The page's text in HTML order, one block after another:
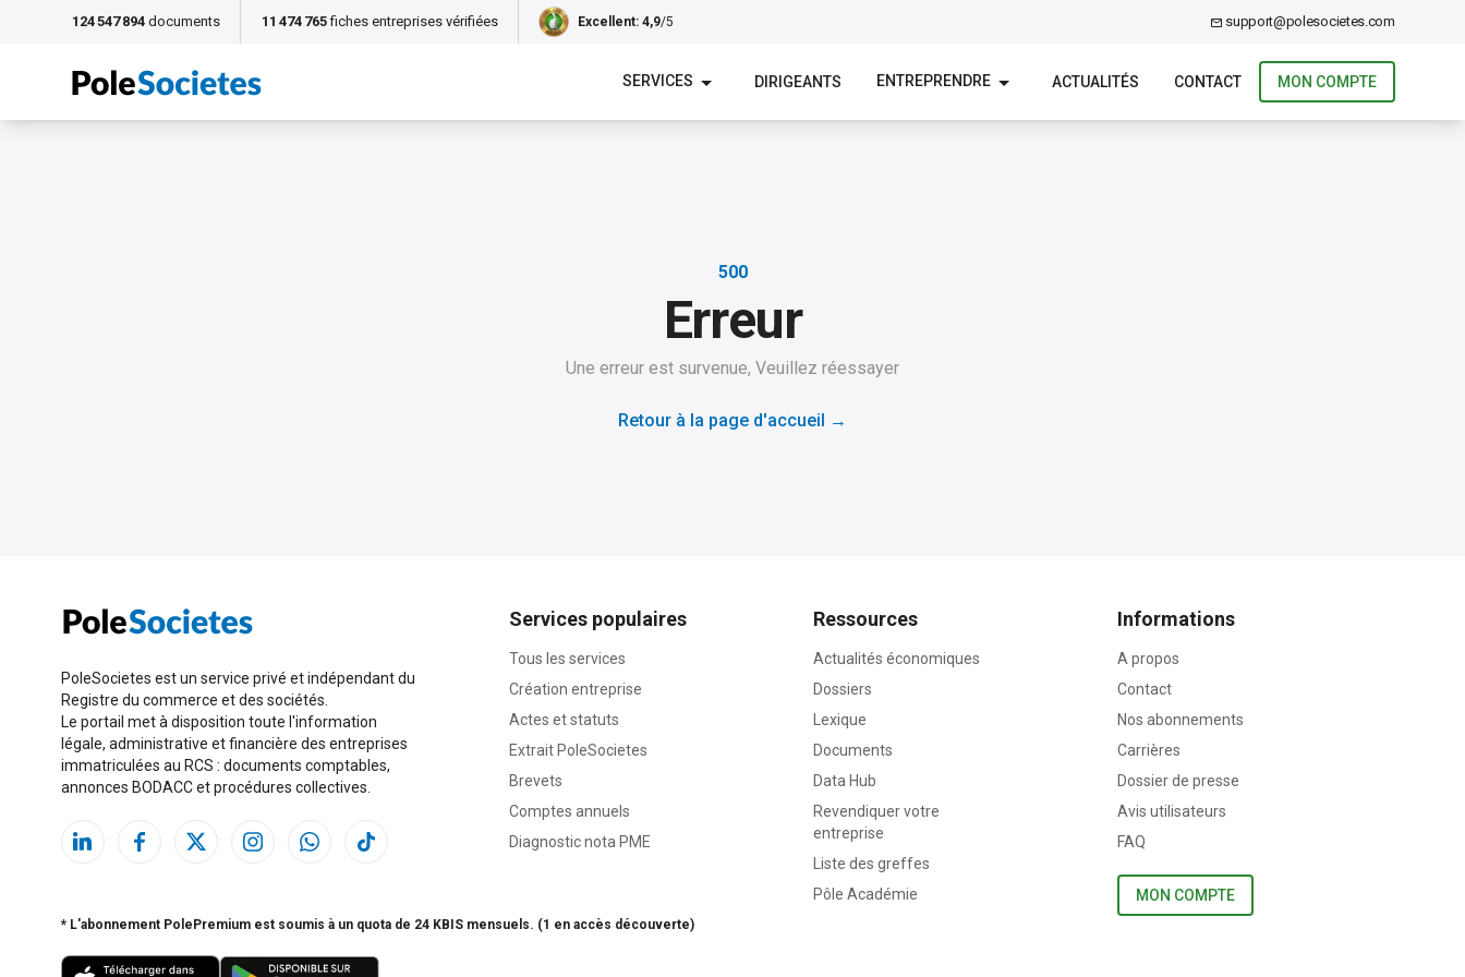
124 547 894 documents 11 474 765 fiches entreprises vérifiées Excellent: 4,9/5 support@polesocietes.com
SERVICES DIRIGEANTS ENTREPRENDRE ACTUALITÉS CONTACT MON COMPTE
500
Erreur
Une erreur est survenue, Veuillez réessayer
Retour à la page d'accueil →
PoleSocietes est un service privé et indépendant du
Registre du commerce et des sociétés.
Le portail met à disposition toute l'information
légale, administrative et financière des entreprises
immatriculées au RCS : documents comptables,
annonces BODACC et procédures collectives.
Services populaires
Tous les services
Création entreprise
Actes et statuts
Extrait PoleSocietes
Brevets
Comptes annuels
Diagnostic nota PME
Ressources
Actualités économiques
Dossiers
Lexique
Documents
Data Hub
Revendiquer votre
entreprise
Liste des greffes
Pôle Académie
Informations
A propos
Contact
Nos abonnements
Carrières
Dossier de presse
Avis utilisateurs
FAQ
MON COMPTE
* L'abonnement PolePremium est soumis à un quota de 24 KBIS mensuels. (1 en accès découverte)